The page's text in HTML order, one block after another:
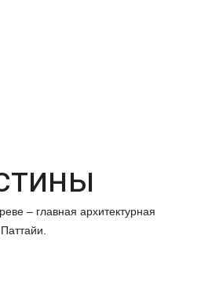
– главная архитектурная